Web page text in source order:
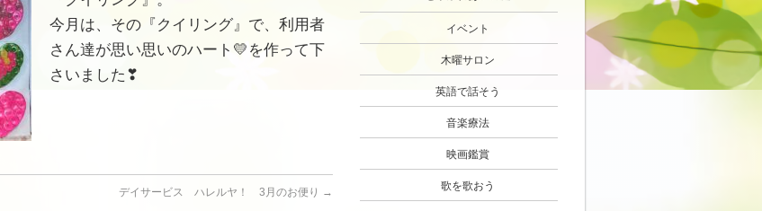
今月は、その『クイリング』で、利用者
さん達が思い思いのハート💛を作って下
さいました❣
デイサービス ハレルヤ！ 3月のお便り →
イベント
木曜サロン
英語で話そう
音楽療法
映画鑑賞
歌を歌おう